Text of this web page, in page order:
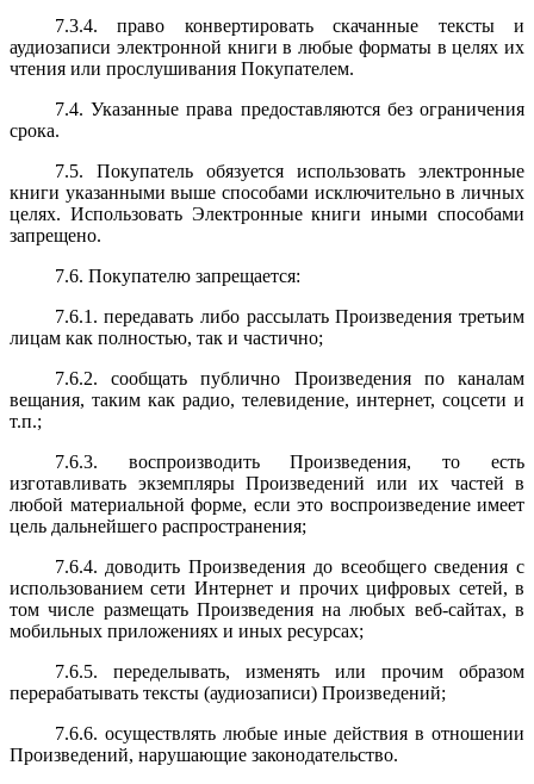
7.3.4. право конвертировать скачанные тексты и
аудиозаписи электронной книги в любые форматы в целях их
чтения или прослушивания Покупателем.
7.4. Указанные права предоставляются без ограничения
срока.
7.5. Покупатель обязуется использовать электронные
книги указанными выше способами исключительно в личных
целях. Использовать Электронные книги иными способами
запрещено.
7.6. Покупателю запрещается:
7.6.1. передавать либо рассылать Произведения третьим
лицам как полностью, так и частично;
7.6.2. сообщать публично Произведения по каналам
вещания, таким как радио, телевидение, интернет, соцсети и
т.п.;
7.6.3. воспроизводить Произведения, то есть
изготавливать экземпляры Произведений или их частей в
любой материальной форме, если это воспроизведение имеет
цель дальнейшего распространения;
7.6.4. доводить Произведения до всеобщего сведения с
использованием сети Интернет и прочих цифровых сетей, в
том числе размещать Произведения на любых веб-сайтах, в
мобильных приложениях и иных ресурсах;
7.6.5. переделывать, изменять или прочим образом
перерабатывать тексты (аудиозаписи) Произведений;
7.6.6. осуществлять любые иные действия в отношении
Произведений, нарушающие законодательство.